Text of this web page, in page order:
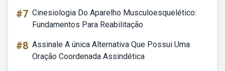
#7 Cinesiologia Do Aparelho Musculoesquelético:
Fundamentos Para Reabilitação
#8 Assinale A única Alternativa Que Possui Uma
Oração Coordenada Assindética